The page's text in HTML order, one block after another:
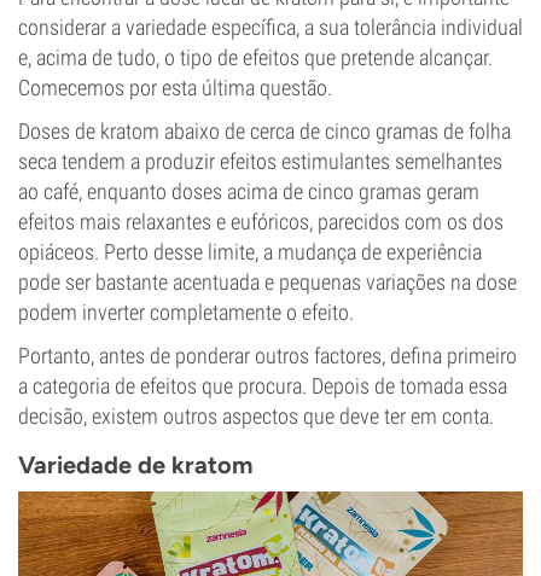
considerar a variedade específica, a sua tolerância individual
e, acima de tudo, o tipo de efeitos que pretende alcançar.
Comecemos por esta última questão.
Doses de kratom abaixo de cerca de cinco gramas de folha
seca tendem a produzir efeitos estimulantes semelhantes
ao café, enquanto doses acima de cinco gramas geram
efeitos mais relaxantes e eufóricos, parecidos com os dos
opiáceos. Perto desse limite, a mudança de experiência
pode ser bastante acentuada e pequenas variações na dose
podem inverter completamente o efeito.
Portanto, antes de ponderar outros factores, defina primeiro
a categoria de efeitos que procura. Depois de tomada essa
decisão, existem outros aspectos que deve ter em conta.
Variedade de kratom